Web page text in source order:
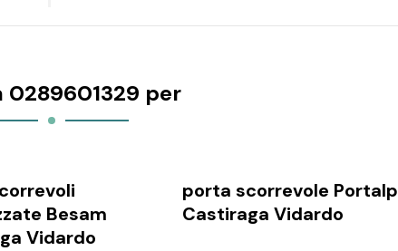
0289601329 per
Besam
Vidardo
porta scorrevole Portalp
Castiraga Vidardo